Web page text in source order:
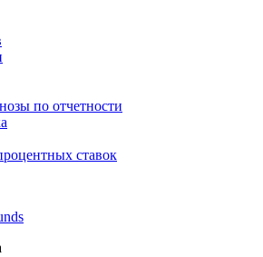
по отчетности
ставок